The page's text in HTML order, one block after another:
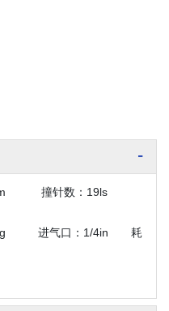
撞针数：19ls
进气口：1/4in 耗